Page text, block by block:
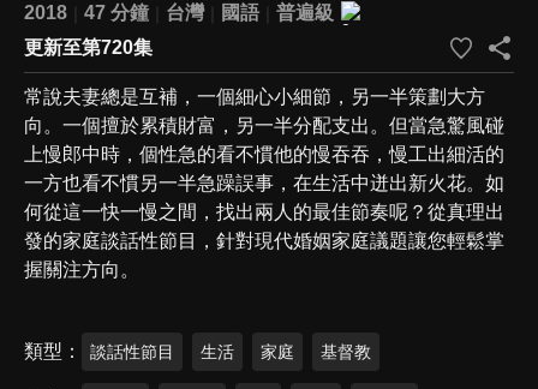
2018
47 分鐘 台灣 國語
普遍級
更新至第720集
常說夫妻總是互補，一個細心小細節，另一半策劃大方
向。一個擅於累積財富，另一半分配支出。但當急驚風碰
上慢郎中時，個性急的看不慣他的慢吞吞，慢工出細活的
一方也看不慣另一半急躁誤事，在生活中迸出新火花。如
何從這一快一慢之間，找出兩人的最佳節奏呢？從真理出
發的家庭談話性節目，針對現代婚姻家庭議題讓您輕鬆掌
握關注方向。
類型 談話性節目 生活 家庭 基督教